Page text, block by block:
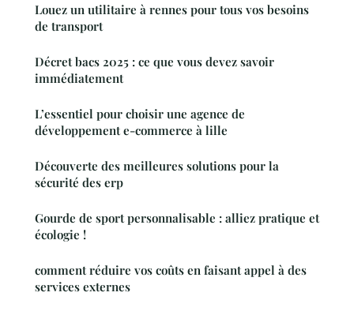
Louez un utilitaire à rennes pour tous vos besoins
de transport
Décret bacs 2025 : ce que vous devez savoir
immédiatement
L’essentiel pour choisir une agence de
développement e-commerce à lille
Découverte des meilleures solutions pour la
sécurité des erp
Gourde de sport personnalisable : alliez pratique et
écologie !
comment réduire vos coûts en faisant appel à des
services externes